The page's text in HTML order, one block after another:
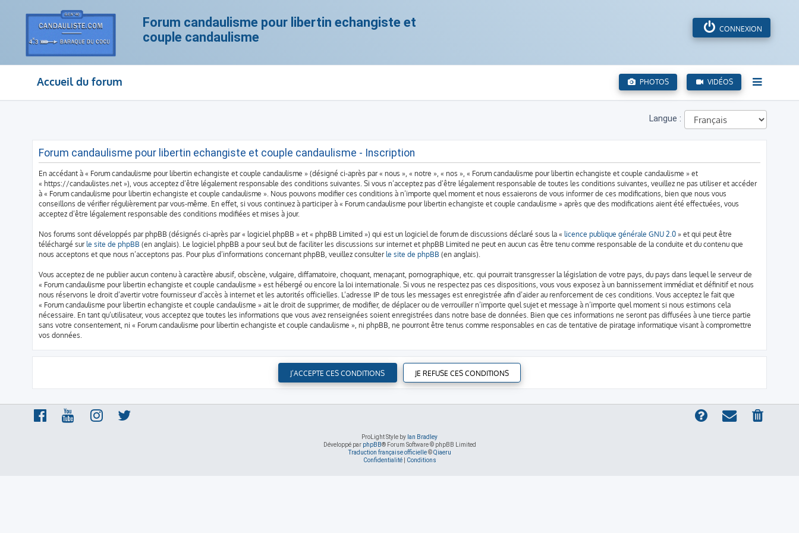
Forum candaulisme pour libertin echangiste et
couple candaulisme
CONNEXION
PHOTOS VIDÉOS
Accueil du forum
Langue :
Forum candaulisme pour libertin echangiste et couple candaulisme - Inscription
En accédant à « Forum candaulisme pour libertin echangiste et couple candaulisme » (désigné ci-après par « nous », « notre », « nos », « Forum candaulisme pour libertin echangiste et couple candaulisme » et
« https://candaulistes.net »), vous acceptez d’être légalement responsable des conditions suivantes. Si vous n’acceptez pas d’être légalement responsable de toutes les conditions suivantes, veuillez ne pas utiliser et accéder
à « Forum candaulisme pour libertin echangiste et couple candaulisme ». Nous pouvons modifier ces conditions à n’importe quel moment et nous essaierons de vous informer de ces modifications, bien que nous vous
conseillons de vérifier régulièrement par vous-même. En effet, si vous continuez à participer à « Forum candaulisme pour libertin echangiste et couple candaulisme » après que des modifications aient été effectuées, vous
acceptez d’être légalement responsable des conditions modifiées et mises à jour.
Nos forums sont développés par phpBB (désignés ci-après par « logiciel phpBB » et « phpBB Limited ») qui est un logiciel de forum de discussions déclaré sous la «licence publique générale GNU 2.0 » et qui peut être
téléchargé surle site de phpBB (en anglais). Le logiciel phpBB a pour seul but de faciliter les discussions sur internet et phpBB Limited ne peut en aucun cas être tenu comme responsable de la conduite et du contenu que
nous acceptons et que nous n’acceptons pas. Pour plus d’informations concernant phpBB, veuillez consulterle site de phpBB (en anglais).
Vous acceptez de ne publier aucun contenu à caractère abusif, obscène, vulgaire, diffamatoire, choquant, menaçant, pornographique, etc. qui pourrait transgresser la législation de votre pays, du pays dans lequel le serveur de
« Forum candaulisme pour libertin echangiste et couple candaulisme » est hébergé ou encore la loi internationale. Si vous ne respectez pas ces dispositions, vous vous exposez à un bannissement immédiat et définitif et nous
nous réservons le droit d’avertir votre fournisseur d’accès à internet et les autorités officielles. L’adresse IP de tous les messages est enregistrée afin d’aider au renforcement de ces conditions. Vous acceptez le fait que
« Forum candaulisme pour libertin echangiste et couple candaulisme » ait le droit de supprimer, de modifier, de déplacer ou de verrouiller n’importe quel sujet et message à n’importe quel moment si nous estimons cela
nécessaire. En tant qu’utilisateur, vous acceptez que toutes les informations que vous avez renseignées soient enregistrées dans notre base de données. Bien que ces informations ne seront pas diffusées à une tierce partie
sans votre consentement, ni « Forum candaulisme pour libertin echangiste et couple candaulisme », ni phpBB, ne pourront être tenus comme responsables en cas de tentative de piratage informatique visant à compromettre
vos données.
ProLight Style by Ian Bradley
Développé par phpBB® Forum Software © phpBB Limited
Traduction française officielle©Qiaeru
Confidentialité| Conditions